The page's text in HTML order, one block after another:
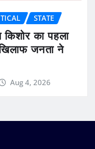
STATE
का पहला
जनता ने
Aug 4, 2026